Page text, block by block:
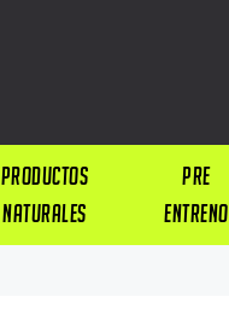
PRODUCTOS
NATURALES
PRE
ENTRENO